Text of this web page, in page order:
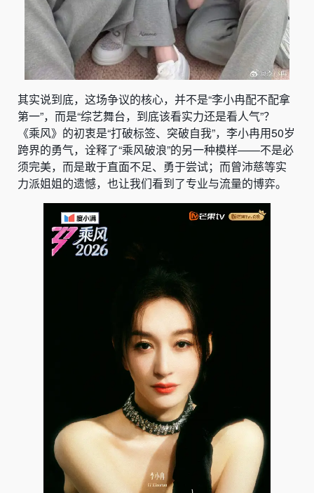
其实说到底，这场争议的核心，并不是“李小冉配不配拿
第一”，而是“综艺舞台，到底该看实力还是看人气”？
《乘风》的初衷是“打破标签、突破自我”，李小冉用50岁
跨界的勇气，诠释了“乘风破浪”的另一种模样——不是必
须完美，而是敢于直面不足、勇于尝试；而曾沛慈等实
力派姐姐的遗憾，也让我们看到了专业与流量的博弈。